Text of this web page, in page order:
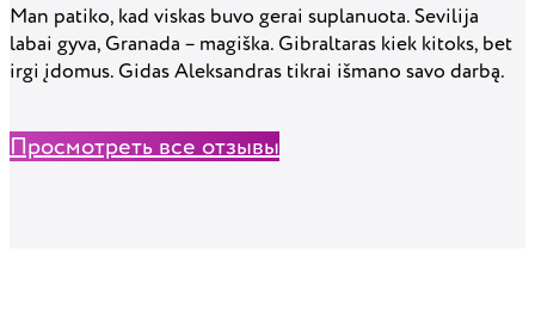
Man patiko, kad viskas buvo gerai suplanuota. Sevilija
labai gyva, Granada – magiška. Gibraltaras kiek kitoks, bet
irgi įdomus. Gidas Aleksandras tikrai išmano savo darbą.
Просмотреть все отзывы